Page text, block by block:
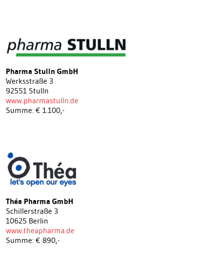
Pharma Stulln GmbH
Werksstraße 3
92551 Stulln
www.pharmastulln.de
Summe: € 1.100,-
Théa Pharma GmbH
Schillerstraße 3
10625 Berlin
www.theapharma.de
Summe: € 890,-